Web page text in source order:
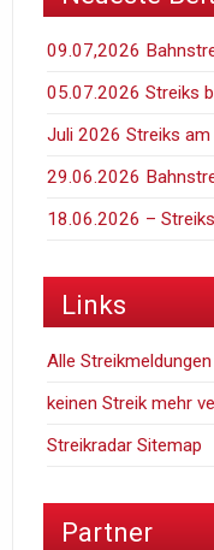
09.07,2026
05.07.2026 Streiks
Juli 2026 Streiks
29.06.2026
18.06.2026 –
Links
Alle Streikmeldungen
keinen Streik mehr
Streikradar Sitemap
Partner